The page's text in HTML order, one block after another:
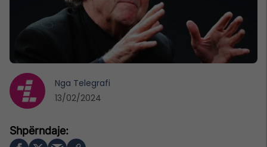
Nga Telegrafi
13/02/2024